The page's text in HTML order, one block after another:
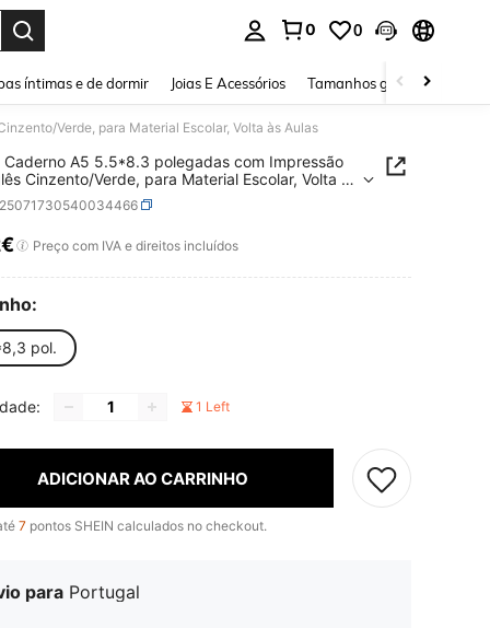
0 0
íntimas e de dormir Joias E Acessórios Tamanhos grandes
Verde, para Material Escolar, Volta às Aulas
Caderno A5 5.5*8.3 polegadas com Impressão
Cinzento/Verde, para Material Escolar, Volta às
AND AVAILABILITY
Preço com IVA e direitos incluídos
pol.
1 Left
ADICIONAR AO CARRINHO
7 pontos SHEIN calculados no checkout.
para Portugal